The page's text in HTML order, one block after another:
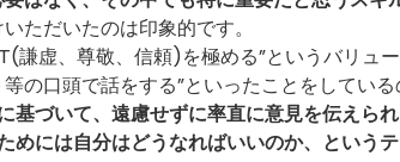
ただいたのは印象的です。
謙虚、尊敬、信頼)を極める”というバリュ
の口頭で話をする”といったことをしてい
基づいて、遠慮せずに率直に意見を伝えら
めには自分はどうなればいいのか、という